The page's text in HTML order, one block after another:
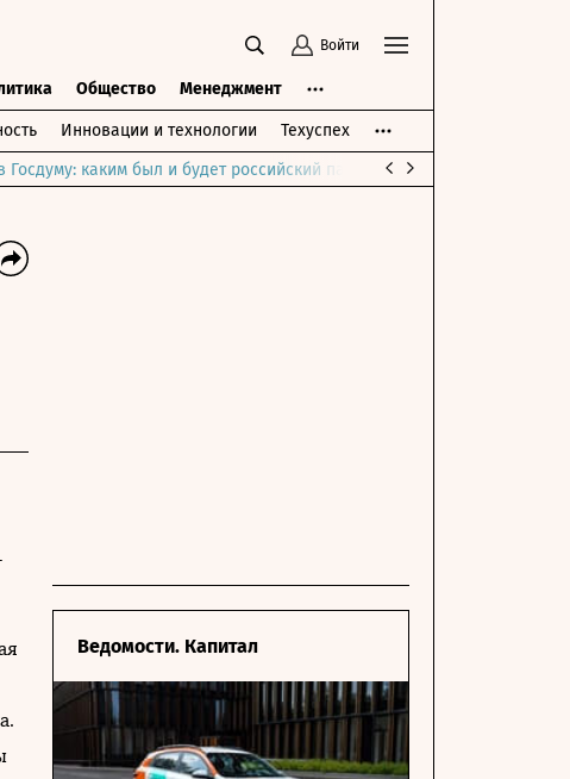
Войти
Общество Менеджмент
Инновации и технологии Техуспех
каким был и будет российский парламент
Ведомости. Капитал